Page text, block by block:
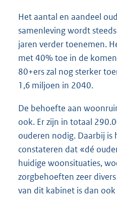
Het aantal en aandeel
samenleving wordt
jaren verder toenemen.
met 40% toe in de
80+ers zal nog sterker
1,6 miljoen in 2040.
De behoefte aan
ook. Er zijn in totaal
ouderen nodig. Daarbij is
constateren dat «dé
huidige woonsituaties,
zorgbehoeften zeer
van dit kabinet is dan